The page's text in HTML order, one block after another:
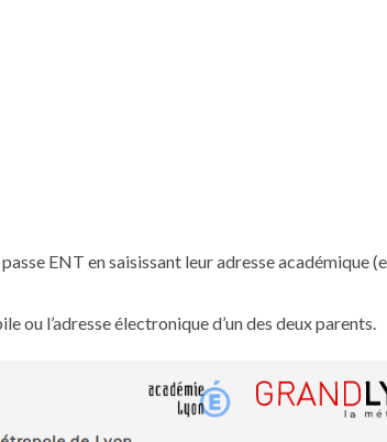
ENT en saisissant leur adresse académique
ou l’adresse électronique d’un des deux parents.